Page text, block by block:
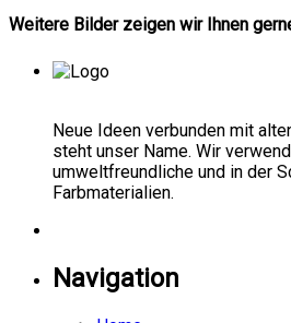
Weitere Bilder zeigen wir Ihnen
Neue Ideen verbunden mit
steht unser Name. Wir
umweltfreundliche und in der
Farbmaterialien.
Navigation